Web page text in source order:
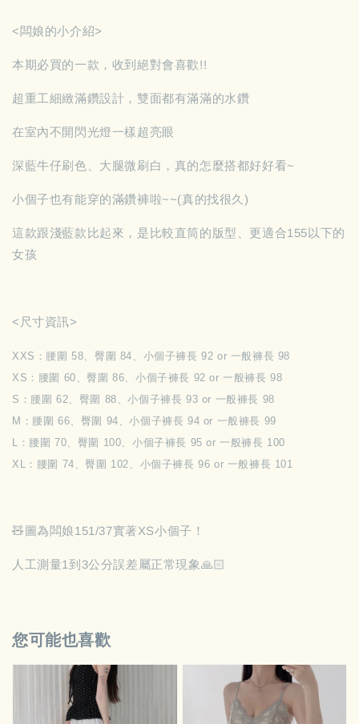
<闆娘的小介紹>
本期必買的一款，收到絕對會喜歡!!
超重工細緻滿鑽設計，雙面都有滿滿的水鑽
在室內不開閃光燈一樣超亮眼
深藍牛仔刷色、大腿微刷白，真的怎麼搭都好好看~
小個子也有能穿的滿鑽褲啦~~(真的找很久)
這款跟淺藍款比起來，是比較直筒的版型、更適合155以下的
女孩
<尺寸資訊>
XXS：腰圍 58、臀圍 84、小個子褲長 92 or 一般褲長 98
XS：腰圍 60、臀圍 86、小個子褲長 92 or 一般褲長 98
S：腰圍 62、臀圍 88、小個子褲長 93 or 一般褲長 98
M：腰圍 66、臀圍 94、小個子褲長 94 or 一般褲長 99
L：腰圍 70、臀圍 100、小個子褲長 95 or 一般褲長 100
XL：腰圍 74、臀圍 102、小個子褲長 96 or 一般褲長 101
🧸圖為闆娘151/37實著XS小個子！
人工測量1到3公分誤差屬正常現象🙏🏻
您可能也喜歡